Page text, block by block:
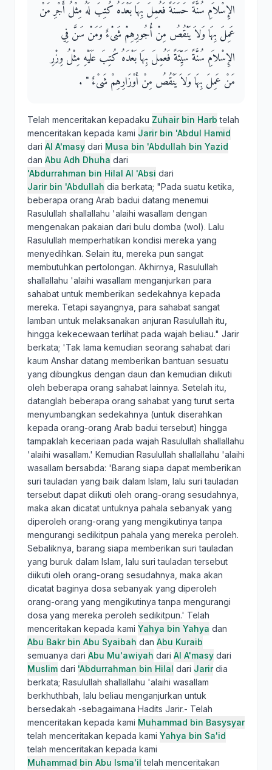
الإِسْلاَمِ سُنَّةً حَسَنَةً فَعُمِلَ بِهَا بَعْدَهُ كُتِبَ لَهُ مِثْلُ أَجْرِ مَنْ
عَمِلَ بِهَا وَلاَ يَنْقُصُ مِنْ أُجُورِهِمْ شَىْءٌ وَمَنْ سَنَّ فِي
الإِسْلاَمِ سُنَّةً سَيِّئَةً فَعُمِلَ بِهَا بَعْدَهُ كُتِبَ عَلَيْهِ مِثْلُ وِزْرِ
مَنْ عَمِلَ بِهَا وَلاَ يَنْقُصُ مِنْ أَوْزَارِهِمْ شَىْءٌ ‏"‏ ‏.‏
Telah menceritakan kepadaku Zuhair bin Harb telah
menceritakan kepada kami Jarir bin 'Abdul Hamid
dari Al A'masy dari Musa bin 'Abdullah bin Yazid
dan Abu Adh Dhuha dari
'Abdurrahman bin Hilal Al 'Absi dari
Jarir bin 'Abdullah dia berkata; "Pada suatu ketika,
beberapa orang Arab badui datang menemui
Rasulullah shallallahu 'alaihi wasallam dengan
mengenakan pakaian dari bulu domba (wol). Lalu
Rasulullah memperhatikan kondisi mereka yang
menyedihkan. Selain itu, mereka pun sangat
membutuhkan pertolongan. Akhirnya, Rasulullah
shallallahu 'alaihi wasallam menganjurkan para
sahabat untuk memberikan sedekahnya kepada
mereka. Tetapi sayangnya, para sahabat sangat
lamban untuk melaksanakan anjuran Rasulullah itu,
hingga kekecewaan terlihat pada wajah beliau." Jarir
berkata; 'Tak lama kemudian seorang sahabat dari
kaum Anshar datang memberikan bantuan sesuatu
yang dibungkus dengan daun dan kemudian diikuti
oleh beberapa orang sahabat lainnya. Setelah itu,
datanglah beberapa orang sahabat yang turut serta
menyumbangkan sedekahnya (untuk diserahkan
kepada orang-orang Arab badui tersebut) hingga
tampaklah keceriaan pada wajah Rasulullah shallallahu
'alaihi wasallam.' Kemudian Rasulullah shallallahu 'alaihi
wasallam bersabda: 'Barang siapa dapat memberikan
suri tauladan yang baik dalam Islam, lalu suri tauladan
tersebut dapat diikuti oleh orang-orang sesudahnya,
maka akan dicatat untuknya pahala sebanyak yang
diperoleh orang-orang yang mengikutinya tanpa
mengurangi sedikitpun pahala yang mereka peroleh.
Sebaliknya, barang siapa memberikan suri tauladan
yang buruk dalam Islam, lalu suri tauladan tersebut
diikuti oleh orang-orang sesudahnya, maka akan
dicatat baginya dosa sebanyak yang diperoleh
orang-orang yang mengikutinya tanpa mengurangi
dosa yang mereka peroleh sedikitpun.' Telah
menceritakan kepada kami Yahya bin Yahya dan
Abu Bakr bin Abu Syaibah dan Abu Kuraib
semuanya dari Abu Mu'awiyah dari Al A'masy dari
Muslim dari 'Abdurrahman bin Hilal dari Jarirdia
berkata; Rasulullah shallallahu 'alaihi wasallam
berkhuthbah, lalu beliau menganjurkan untuk
bersedakah -sebagaimana Hadits Jarir.- Telah
menceritakan kepada kami Muhammad bin Basysyar
telah menceritakan kepada kami Yahya bin Sa'id
telah menceritakan kepada kami
Muhammad bin Abu Isma'il telah menceritakan